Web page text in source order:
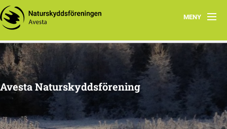
MENY
Hem
Aktuella händelser
Tidigare aktiviteter
Avesta Naturskyddsförening